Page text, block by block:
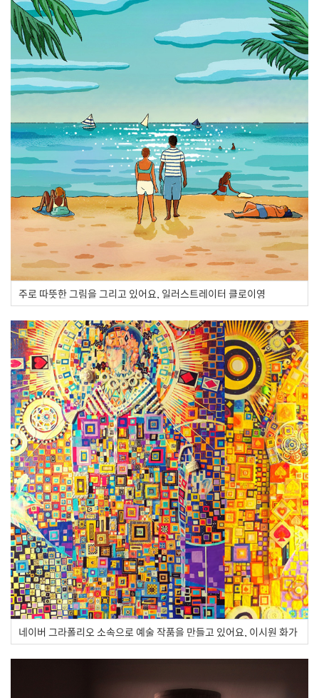
주로 따뜻한 그림을 그리고 있어요, 일러스트레이터 클로이영
네이버 그라폴리오 소속으로 예술 작품을 만들고 있어요, 이시원 화가